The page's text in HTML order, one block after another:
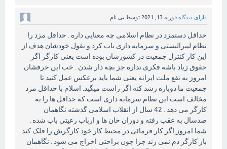
دارای دیدگاه فوریه 13, 2021 توسط بی نام
حداقل دستمزد در نظام اسلامی چه معنایی داره . حداقل مزد را
نظام لیبرالیستی و سرمایه داری باب کرد و بقول خودشان هدف از
این کار کنترل جمعیت در کشورشان بوده است یعنی کارگر اگر
حقوق زیاد باشه فکری نداره جز بچه دار شدن . خب این حرفشان
امروز به نفع ملت ایرانه یعنی شما باید برعکس عمل کنید تا
جمعیت ما دوباره رشد کنه اگر راست میگید. اسلام با حداقل مزد
مخالف است این نظام سرمایه داری است که حداقل ها را به
کارگر می دهد . 42 سال از انقلاب اسلامی گذشته نگاهمان
صدسال به عقب رفته و دوران خان ها و ارباب رعیتی باب شده .
شما امروز اگر کار فرمائی در محیط کار خود کارگرش را فلک کند
باز کارگر دم نمی زند چرا چون براحتی اخراج می شود . نگاهمان